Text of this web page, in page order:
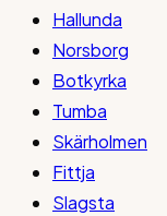
Hallunda
Norsborg
Botkyrka
Tumba
Skärholmen
Fittja
Slagsta